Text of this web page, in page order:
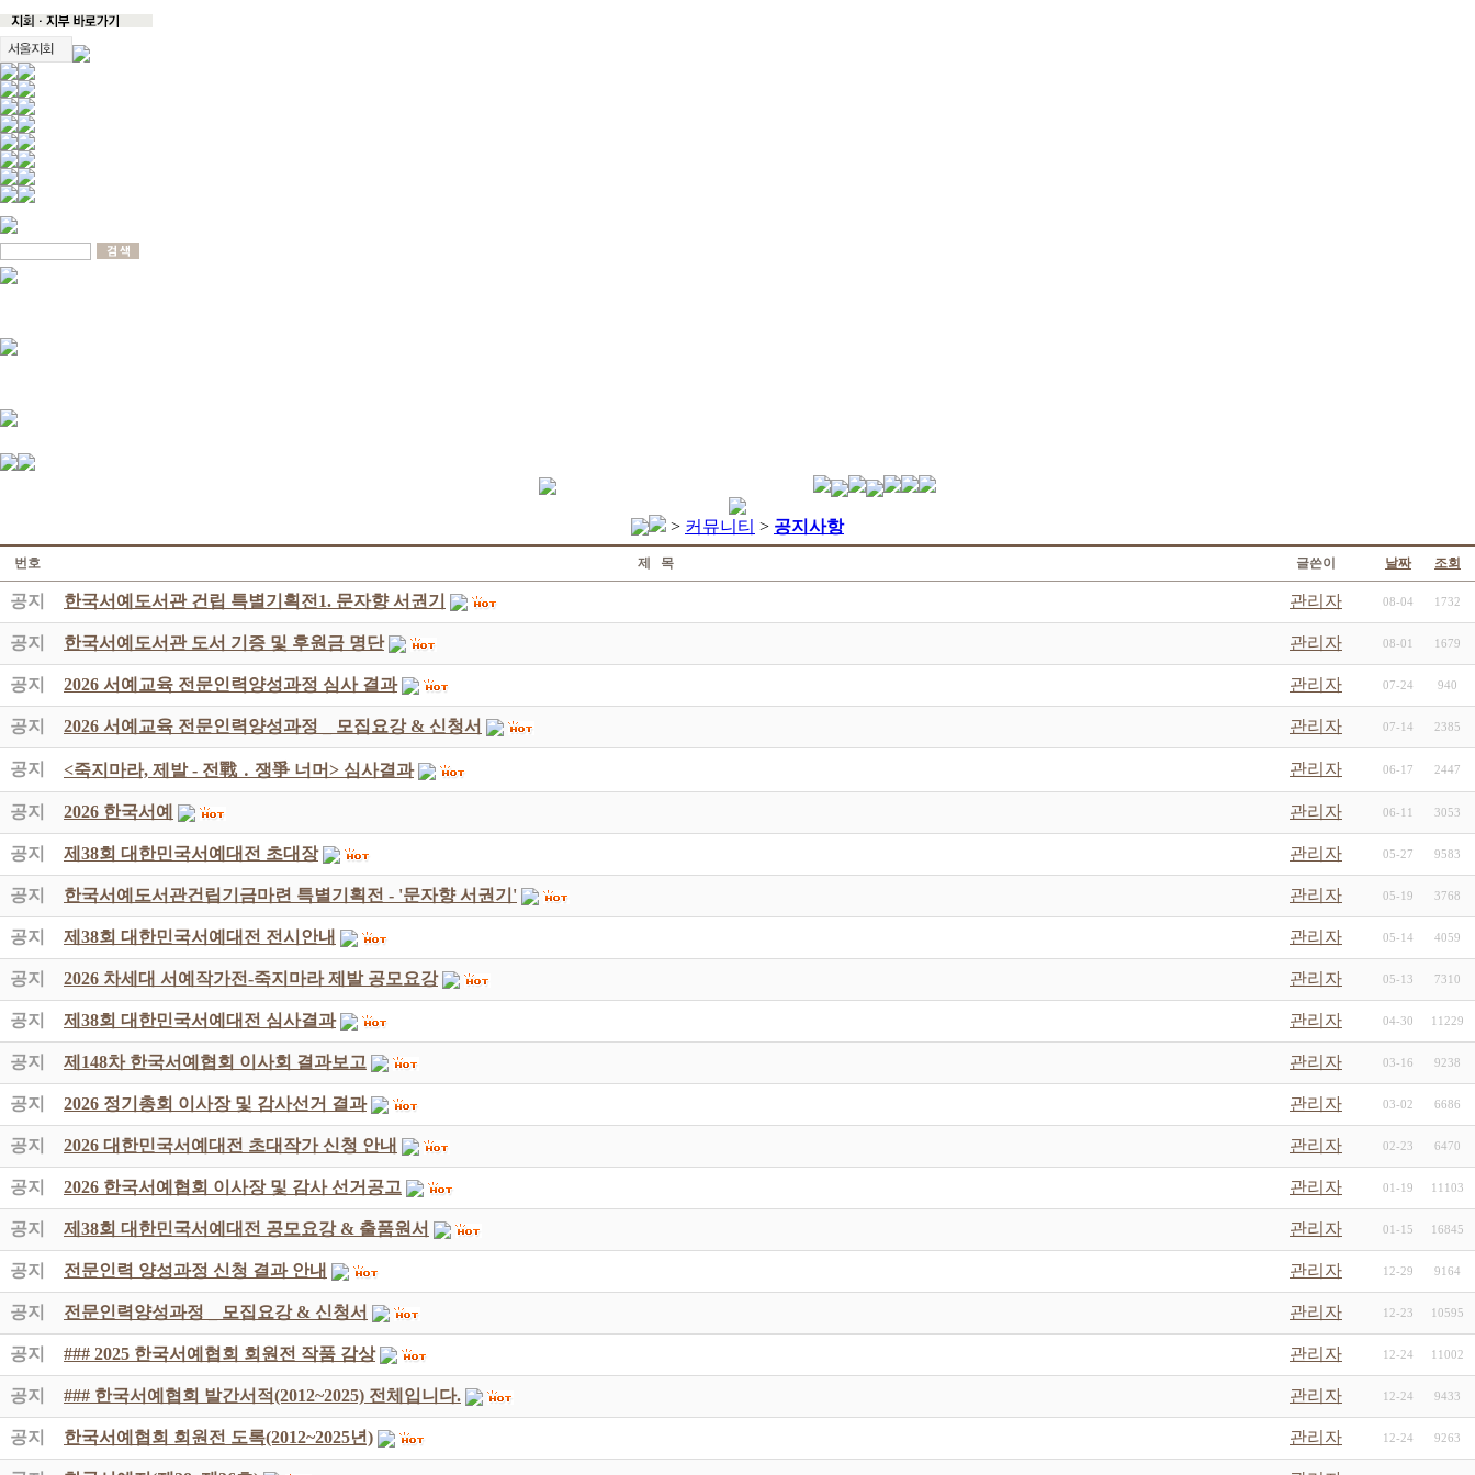
> 커뮤니티 > 공지사항
번호 제 목 글쓴이 날짜 조회
공지 한국서예도서관 건립 특별기획전1. 문자향 서권기 관리자 08-04 1732
공지 한국서예도서관 도서 기증 및 후원금 명단 관리자 08-01 1679
공지 2026 서예교육 전문인력양성과정 심사 결과 관리자 07-24 940
공지 2026 서예교육 전문인력양성과정 _ 모집요강 & 신청서 관리자 07-14 2385
공지 <죽지마라, 제발 - 전戰 ․ 쟁爭 너머> 심사결과 관리자 06-17 2447
공지 2026 한국서예 관리자 06-11 3053
공지 제38회 대한민국서예대전 초대장 관리자 05-27 9583
공지 한국서예도서관건립기금마련 특별기획전 - '문자향 서권기' 관리자 05-19 3768
공지 제38회 대한민국서예대전 전시안내 관리자 05-14 4059
공지 2026 차세대 서예작가전-죽지마라 제발 공모요강 관리자 05-13 7310
공지 제38회 대한민국서예대전 심사결과 관리자 04-30 11229
공지 제148차 한국서예협회 이사회 결과보고 관리자 03-16 9238
공지 2026 정기총회 이사장 및 감사선거 결과 관리자 03-02 6686
공지 2026 대한민국서예대전 초대작가 신청 안내 관리자 02-23 6470
공지 2026 한국서예협회 이사장 및 감사 선거공고 관리자 01-19 11103
공지 제38회 대한민국서예대전 공모요강 & 출품원서 관리자 01-15 16845
공지 전문인력 양성과정 신청 결과 안내 관리자 12-29 9164
공지 전문인력양성과정 _ 모집요강 & 신청서 관리자 12-23 10595
공지 ### 2025 한국서예협회 회원전 작품 감상 관리자 12-24 11002
공지 ### 한국서예협회 발간서적(2012~2025) 전체입니다. 관리자 12-24 9433
공지 한국서예협회 회원전 도록(2012~2025년) 관리자 12-24 9263